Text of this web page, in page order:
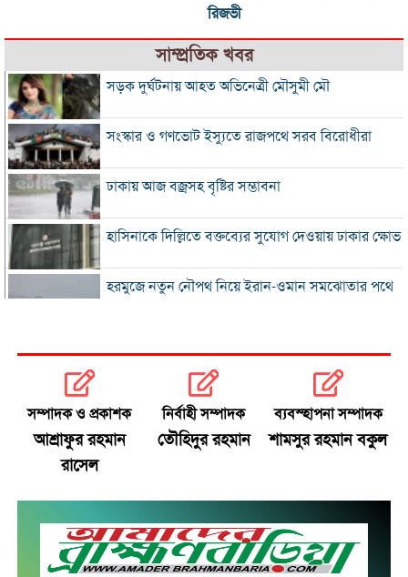
রিজভী
সাম্প্রতিক খবর
সড়ক দুর্ঘটনায় আহত অভিনেত্রী মৌসুমী মৌ
সংস্কার ও গণভোট ইস্যুতে রাজপথে সরব বিরোধীরা
ঢাকায় আজ বজ্রসহ বৃষ্টির সম্ভাবনা
হাসিনাকে দিল্লিতে বক্তব্যের সুযোগ দেওয়ায় ঢাকার ক্ষোভ
হরমুজে নতুন নৌপথ নিয়ে ইরান-ওমান সমঝোতার পথে
ভুল স্বীকার করে ক্ষমা চাইল ফিফা
স্বর্ণের ভরি বাড়ল প্রায় ১০ হাজার টাকা
সচিবালয়মুখী ১১ দলীয় পদযাত্রায় পুলিশের বাধা
সম্পাদক ও প্রকাশক
আশ্রাফুর রহমান
রাসেল
নির্বাহী সম্পাদক
তৌহিদুর রহমান
ব্যবস্হাপনা সম্পাদক
শামসুর রহমান বকুল